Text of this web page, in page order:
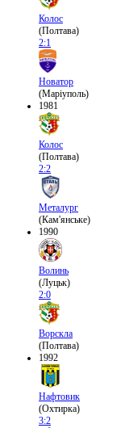
Колос
(Полтава)
2:1
Новатор
(Маріуполь)
1981
Колос
(Полтава)
2:2
Металург
(Кам'янське)
1990
Волинь
(Луцьк)
2:0
Ворскла
(Полтава)
1992
Нафтовик
(Охтирка)
3:2